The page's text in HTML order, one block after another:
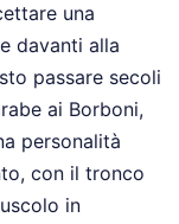
una
davanti alla
passare secoli
ai Borboni,
personalità
con il tronco
in